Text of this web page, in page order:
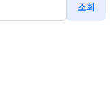
조회